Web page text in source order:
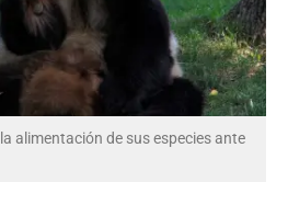
alimentación de sus especies ante